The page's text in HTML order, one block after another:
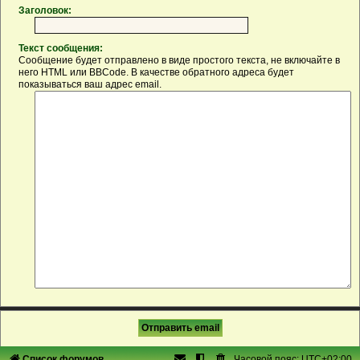
Заголовок:
Текст сообщения:
Сообщение будет отправлено в виде простого текста, не включайте в
него HTML или BBCode. В качестве обратного адреса будет
показываться ваш адрес email.